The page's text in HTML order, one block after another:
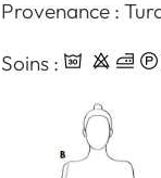
Provenance :
Soins :